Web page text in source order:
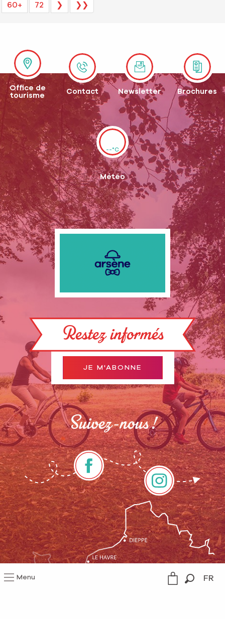
Menu FR
60+
72 ❯ ❯❯
Office de
tourisme
Contact Newsletter Brochures
--°C
Météo
Restez informés
JE M'ABONNE
Suivez-nous !